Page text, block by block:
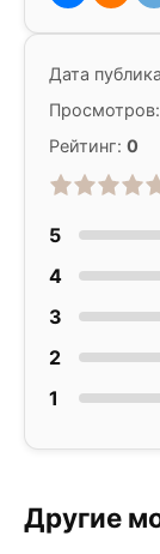
Дата
Рейтинг: 0
5
4
3
2
1
Другие